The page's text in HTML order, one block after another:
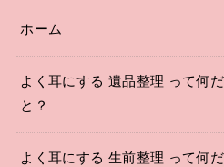
ホーム
よく耳にする 遺品整理 って何
と？
よく耳にする 生前整理 って何